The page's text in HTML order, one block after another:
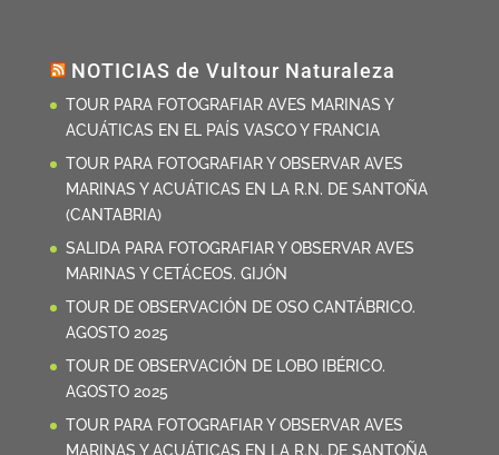
NOTICIAS de Vultour Naturaleza
TOUR PARA FOTOGRAFIAR AVES MARINAS Y
ACUÁTICAS EN EL PAÍS VASCO Y FRANCIA
TOUR PARA FOTOGRAFIAR Y OBSERVAR AVES
MARINAS Y ACUÁTICAS EN LA R.N. DE SANTOÑA
(CANTABRIA)
SALIDA PARA FOTOGRAFIAR Y OBSERVAR AVES
MARINAS Y CETÁCEOS. GIJÓN
TOUR DE OBSERVACIÓN DE OSO CANTÁBRICO.
AGOSTO 2025
TOUR DE OBSERVACIÓN DE LOBO IBÉRICO.
AGOSTO 2025
TOUR PARA FOTOGRAFIAR Y OBSERVAR AVES
MARINAS Y ACUÁTICAS EN LA R.N. DE SANTOÑA